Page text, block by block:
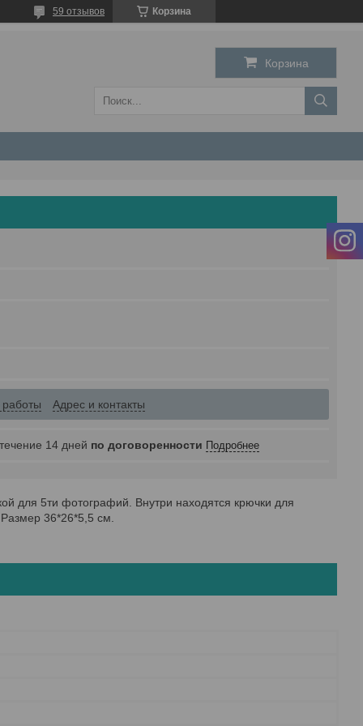
Корзина
59 отзывов
Корзина
Адрес и контакты
14 дней по договоренности Подробнее
для 5ти фотографий. Внутри находятся крючки для
36*26*5,5 см.